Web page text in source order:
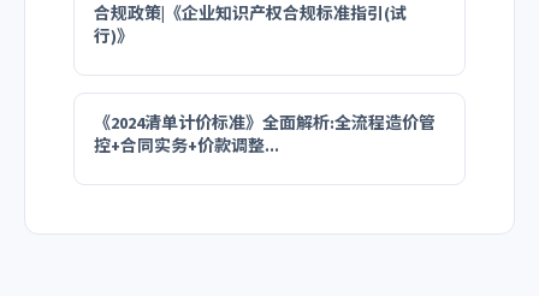
合规政策|《企业知识产权合规标准指引(试
行)》
《2024清单计价标准》全面解析:全流程造价管
控+合同实务+价款调整...